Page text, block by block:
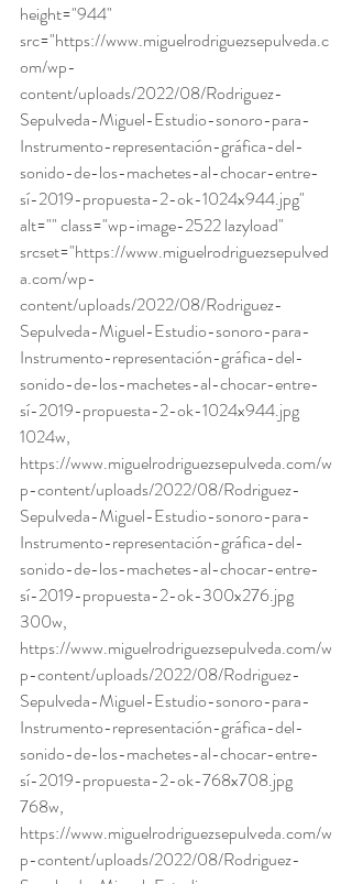
height="944"
src="https://www.miguelrodriguezsepulveda.c
om/wp-
content/uploads/2022/08/Rodriguez-
Sepulveda-Miguel-Estudio-sonoro-para-
Instrumento-representación-gráfica-del-
sonido-de-los-machetes-al-chocar-entre-
sí-2019-propuesta-2-ok-1024x944.jpg"
alt="" class="wp-image-2522 lazyload"
srcset="https://www.miguelrodriguezsepulved
a.com/wp-
content/uploads/2022/08/Rodriguez-
Sepulveda-Miguel-Estudio-sonoro-para-
Instrumento-representación-gráfica-del-
sonido-de-los-machetes-al-chocar-entre-
sí-2019-propuesta-2-ok-1024x944.jpg
1024w,
https://www.miguelrodriguezsepulveda.com/w
p-content/uploads/2022/08/Rodriguez-
Sepulveda-Miguel-Estudio-sonoro-para-
Instrumento-representación-gráfica-del-
sonido-de-los-machetes-al-chocar-entre-
sí-2019-propuesta-2-ok-300x276.jpg
300w,
https://www.miguelrodriguezsepulveda.com/w
p-content/uploads/2022/08/Rodriguez-
Sepulveda-Miguel-Estudio-sonoro-para-
Instrumento-representación-gráfica-del-
sonido-de-los-machetes-al-chocar-entre-
sí-2019-propuesta-2-ok-768x708.jpg
768w,
https://www.miguelrodriguezsepulveda.com/w
p-content/uploads/2022/08/Rodriguez-